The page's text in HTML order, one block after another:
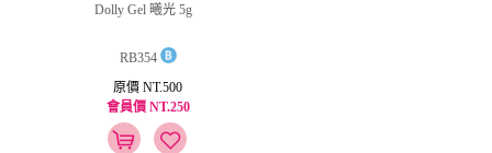
Dolly Gel 曦光 5g
RB354
原價 NT.500
會員價 NT.250